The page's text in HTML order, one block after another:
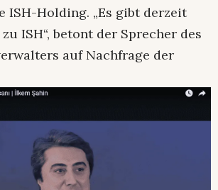
ISH-Holding. „Es gibt derzeit
ISH“, betont der Sprecher des
auf Nachfrage der